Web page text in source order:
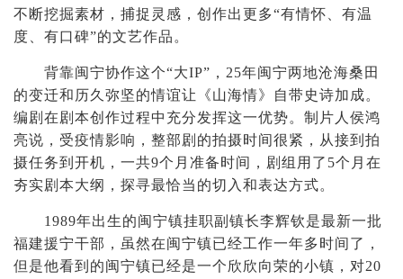
不断挖掘素材，捕捉灵感，创作出更多“有情怀、有温
度、有口碑”的文艺作品。
背靠闽宁协作这个“大IP”，25年闽宁两地沧海桑田
的变迁和历久弥坚的情谊让《山海情》自带史诗加成。
编剧在剧本创作过程中充分发挥这一优势。制片人侯鸿
亮说，受疫情影响，整部剧的拍摄时间很紧，从接到拍
摄任务到开机，一共9个月准备时间，剧组用了5个月在
夯实剧本大纲，探寻最恰当的切入和表达方式。
1989年出生的闽宁镇挂职副镇长李辉钦是最新一批
福建援宁干部，虽然在闽宁镇已经工作一年多时间了，
但是他看到的闽宁镇已经是一个欣欣向荣的小镇，对20